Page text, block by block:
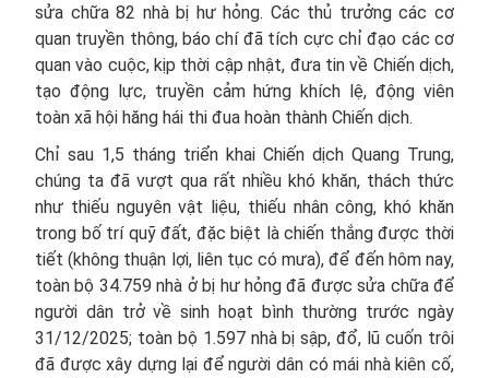
sửa chữa 82 nhà bị hư hỏng. Các thủ trưởng các cơ
quan truyền thông, báo chí đã tích cực chỉ đạo các cơ
quan vào cuộc, kịp thời cập nhật, đưa tin về Chiến dịch,
tạo động lực, truyền cảm hứng khích lệ, động viên
toàn xã hội hăng hái thi đua hoàn thành Chiến dịch.
Chỉ sau 1,5 tháng triển khai Chiến dịch Quang Trung,
chúng ta đã vượt qua rất nhiều khó khăn, thách thức
như thiếu nguyên vật liệu, thiếu nhân công, khó khăn
trong bố trí quỹ đất, đặc biệt là chiến thắng được thời
tiết (không thuận lợi, liên tục có mưa), để đến hôm nay,
toàn bộ 34.759 nhà ở bị hư hỏng đã được sửa chữa để
người dân trở về sinh hoạt bình thường trước ngày
31/12/2025; toàn bộ 1.597 nhà bị sập, đổ, lũ cuốn trôi
đã được xây dựng lại để người dân có mái nhà kiên cố,